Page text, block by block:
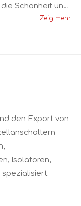
Schönheit und
Sie ausZeig mehr
den Export von
Isolatoren,
spezialisiert.